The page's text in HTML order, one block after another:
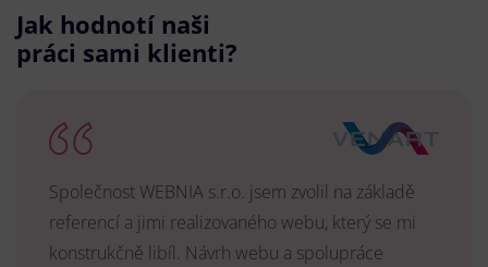
Jak hodnotí naši
práci sami klienti?
Společnost WEBNIA s.r.o. jsem zvolil na základě
referencí a jimi realizovaného webu, který se mi
konstrukčně libíl. Návrh webu a spolupráce